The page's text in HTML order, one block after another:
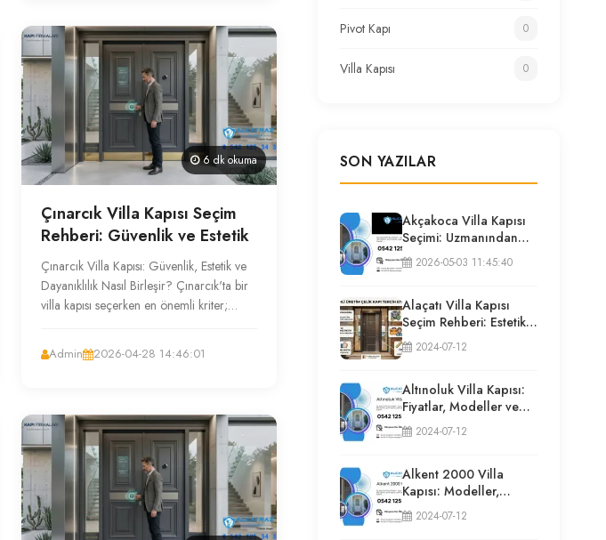
6 dk okuma
Çınarcık Villa Kapısı Seçim
Rehberi: Güvenlik ve Estetik
Çınarcık Villa Kapısı: Güvenlik, Estetik ve
Dayanıklılık Nasıl Birleşir? Çınarcık'ta bir
villa kapısı seçerken en önemli kriter;
Admin 2026-04-28 14:46:01
Pivot Kapı 0
Villa Kapısı 0
SON YAZILAR
Akçakoca Villa Kapısı
Seçimi: Uzmanından
Güvenlik ve İzolasyon
Rehberi
2026-05-03 11:45:40
Alaçatı Villa Kapısı
Seçim Rehberi: Estetik,
Güvenlik ve Püf
Noktaları
2024-07-12
Altınoluk Villa Kapısı:
Fiyatlar, Modeller ve
Uzman Seçim Rehberi
2024-07-12
Alkent 2000 Villa
Kapısı: Modeller,
Fiyatlar ve Uzman
Seçim Rehberi
2024-07-12